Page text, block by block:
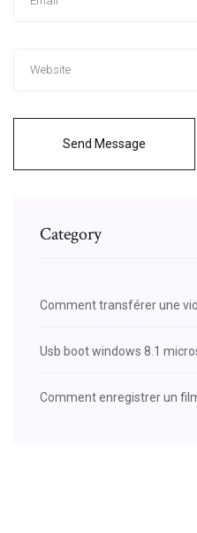
Send Message
Category
Comment transférer une
Usb boot windows 8.1
Comment enregistrer un